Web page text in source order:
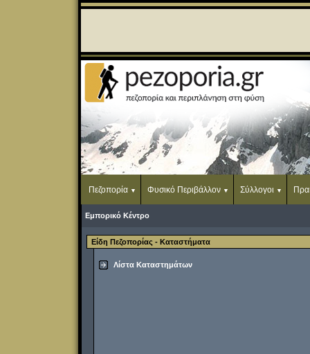
Πεζοπορία Φυσικό Περιβάλλον Σύλλογοι
Εμπορικό Κέντρο
Είδη Πεζοπορίας - Καταστήματα
Λίστα Καταστημάτων